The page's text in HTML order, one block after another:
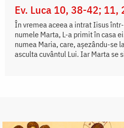
Ev. Luca 10, 38-42; 11,
În vremea aceea a intrat Iisus
numele Marta, L-a primit în casa
numea Maria, care, așezându-se
asculta cuvântul Lui. Iar Marta se